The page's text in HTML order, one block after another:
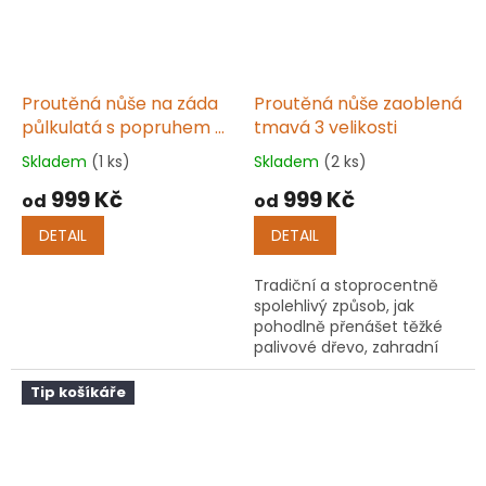
Proutěná nůše na záda
půlkulatá s popruhem 3
velikosti
Průměrné
produktu
5,0
Skladem (1 ks)
od 999 Kč
DETAIL
Proutěná nůše zaoblená
tmavá 3 velikosti
Průměrné
produktu
5,0
5
hvězdiček.
Skladem (2 ks)
od 999 Kč
DETAIL
Tradiční a stoprocentně
spolehlivý způsob, jak
pohodlně přenášet těžké
palivové dřevo, zahradní
úrodu či lesní plody přímo
Tip košíkáře